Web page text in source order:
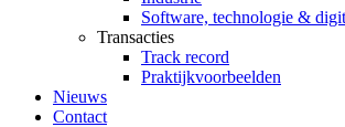
Software, technologie &
Transacties
Track record
Praktijkvoorbeelden
Nieuws
Contact